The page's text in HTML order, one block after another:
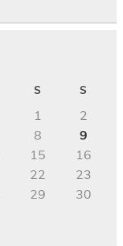
S S
1
2
8
9
15
16
22
23
29
30